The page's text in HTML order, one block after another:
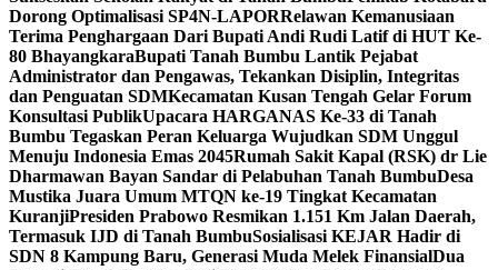
Dorong Optimalisasi SP4N-LAPORRelawan Kemanusiaan
Terima Penghargaan Dari Bupati Andi Rudi Latif di HUT Ke-
80 BhayangkaraBupati Tanah Bumbu Lantik Pejabat
Administrator dan Pengawas, Tekankan Disiplin, Integritas
dan Penguatan SDMKecamatan Kusan Tengah Gelar Forum
Konsultasi PublikUpacara HARGANAS Ke-33 di Tanah
Bumbu Tegaskan Peran Keluarga Wujudkan SDM Unggul
Menuju Indonesia Emas 2045Rumah Sakit Kapal (RSK) dr Lie
Dharmawan Bayan Sandar di Pelabuhan Tanah BumbuDesa
Mustika Juara Umum MTQN ke-19 Tingkat Kecamatan
KuranjiPresiden Prabowo Resmikan 1.151 Km Jalan Daerah,
Termasuk IJD di Tanah BumbuSosialisasi KEJAR Hadir di
SDN 8 Kampung Baru, Generasi Muda Melek FinansialDua